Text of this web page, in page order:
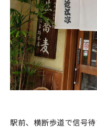
駅前、横断歩道で信号